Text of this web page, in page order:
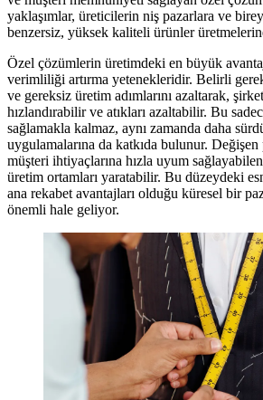
yaklaşımlar, üreticilerin niş pazarlara ve
benzersiz, yüksek kaliteli ürünler
Özel çözümlerin üretimdeki en büyük
verimliliği artırma yetenekleridir. Belirli
ve gereksiz üretim adımlarını azaltarak,
hızlandırabilir ve atıkları azaltabilir. Bu
sağlamakla kalmaz, aynı zamanda daha
uygulamalarına da katkıda bulunur.
müşteri ihtiyaçlarına hızla uyum
üretim ortamları yaratabilir. Bu düzeydeki
ana rekabet avantajları olduğu küresel bir
önemli hale geliyor.